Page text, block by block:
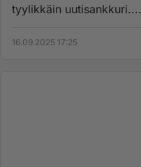
tyylikkäin uutisankkuri....
16.09.2025 17:25